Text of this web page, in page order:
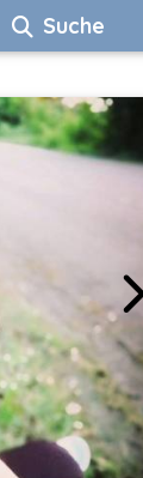
Suche